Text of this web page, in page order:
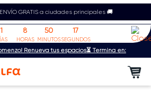
GRATIS a ciudades principales 🚚
Renueva tus espacios⏳ Termina en:
1 8
HORAS
50
MINUTOS
17
SEGUNDOS